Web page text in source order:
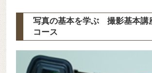
写真の基本を学ぶ 撮影基本講
コース